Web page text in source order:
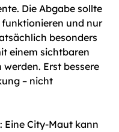
Die Abgabe sollte
und nur
besonders
einem sichtbaren
Erst bessere
– nicht
Eine City-Maut kann